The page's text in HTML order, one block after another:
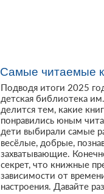
Самые читаемые
Подводя итоги 2025
детская библиотека
делится тем, какие
понравились юным
дети выбирали самые
весёлые, добрые,
захватывающие.
секрет, что книжные
зависимости от
настроения. Давайте